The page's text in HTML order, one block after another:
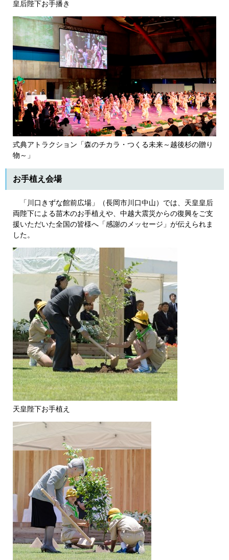
皇后陛下お手播き
式典アトラクション「森のチカラ・つくる未来～越後杉の贈り
物～」
お手植え会場
「川口きずな館前広場」（長岡市川口中山）では、天皇皇后
両陛下による苗木のお手植えや、中越大震災からの復興をご支
援いただいた全国の皆様へ「感謝のメッセージ」が伝えられま
した。
天皇陛下お手植え